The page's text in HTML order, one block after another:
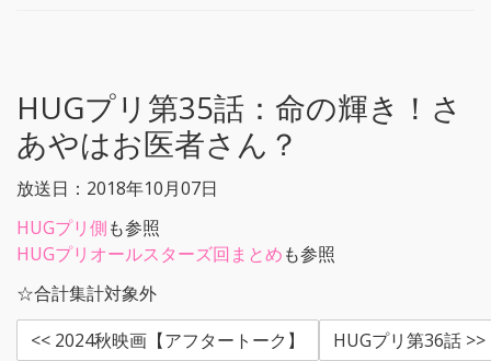
HUGプリ第35話： 命の輝き！さ
あやはお医者さん？
放送日：2018年10月07日
HUGプリ側も参照
HUGプリオールスターズ回まとめも参照
☆合計集計対象外
<< 2024秋映画【アフタートーク】
HUGプリ第36話 >>